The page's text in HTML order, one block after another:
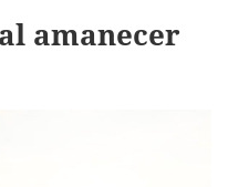
amanecer